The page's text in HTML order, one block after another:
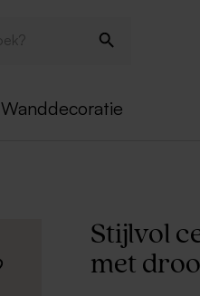
Wanddecoratie
Stijlvol
met